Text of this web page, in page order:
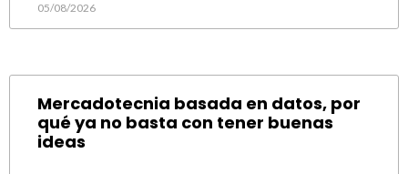
05/08/2026
Mercadotecnia basada en datos, por
qué ya no basta con tener buenas
ideas